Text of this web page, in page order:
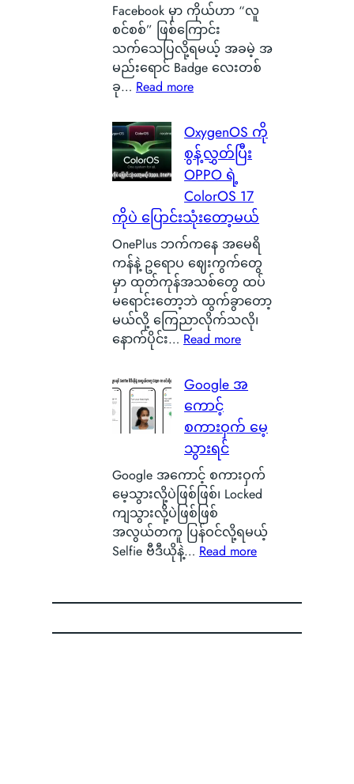
က
င်
ပေ
ါ်
မှ
န
ဂါ
း
တ
ကေ
ာ
င်
အ
မှ
န်
တ
ယ်
ပျံ
သ
နေ
တ
ာ
ကို
မြ
င်
ခဲ့
လို့
C
a
r
b
o
B
a
t
t
r
ဆို
တ
ာ
ဘ
ာ
လဲ
ဒ
ါ
ဟ
m
a
r
t
p
e
Facebook မှာ ကိုယ်ဟာ “လူ
စင်စစ်” ဖြစ်ကြောင်း
သက်သေပြလို့ရမယ့် အခမဲ့ အ
မည်းရောင် Badge လေးတစ်
ခု… Read more:
စ
င်
စ
စ်
ဖြ
စ်
ကြေ
ာ
င်
း
သ
က်
လို့
ရ
မ
ယ့်
အ
ခ
မဲ့
အ
မ
ည်
ရေ
င်
OxygenOS ကို
စွန့်လွှတ်ပြီး
OPPO ရဲ့
ColorOS 17
ကိုပဲ ပြောင်းသုံးတော့မယ်
OnePlus ဘက်ကနေ အမေရိ
ကန်နဲ့ ဥရောပ ဈေးကွက်တွေ
မှာ ထုတ်ကုန်အသစ်တွေ ထပ်
မရောင်းတော့ဘဲ ထွက်ခွာတော့
မယ်လို့ ကြေညာလိုက်သလို၊
နောက်ပိုင်း… Read more:
y
g
e
O
S
စွ
န့်
ပြီ
Google အ
ကောင့်
စကားဝှက် မေ့
သွားရင်
Google အကောင့် စကားဝှက်
မေ့သွားလို့ပဲဖြစ်ဖြစ်၊ Locked
ကျသွားလို့ပဲဖြစ်ဖြစ်
အလွယ်တကူ ပြန်ဝင်လို့ရမယ့်
Selfie ဗီဒီယိုနဲ့… Read more:
o